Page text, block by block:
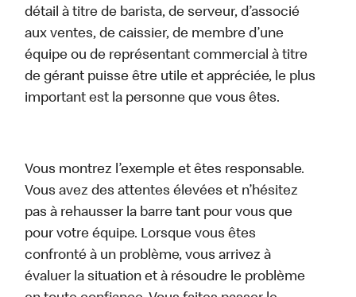
détail à titre de barista, de serveur, d’associé
aux ventes, de caissier, de membre d’une
équipe ou de représentant commercial à titre
de gérant puisse être utile et appréciée, le plus
important est la personne que vous êtes.
Vous montrez l’exemple et êtes responsable.
Vous avez des attentes élevées et n’hésitez
pas à rehausser la barre tant pour vous que
pour votre équipe. Lorsque vous êtes
confronté à un problème, vous arrivez à
évaluer la situation et à résoudre le problème